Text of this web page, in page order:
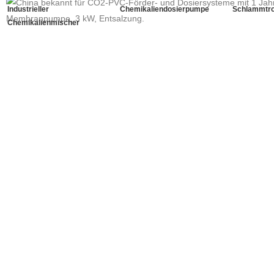
Industrieller
Chemikalienmischer
Chemikaliendosierpumpe